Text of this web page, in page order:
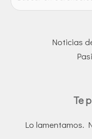
Noticias
Te
Lo lamentamos.